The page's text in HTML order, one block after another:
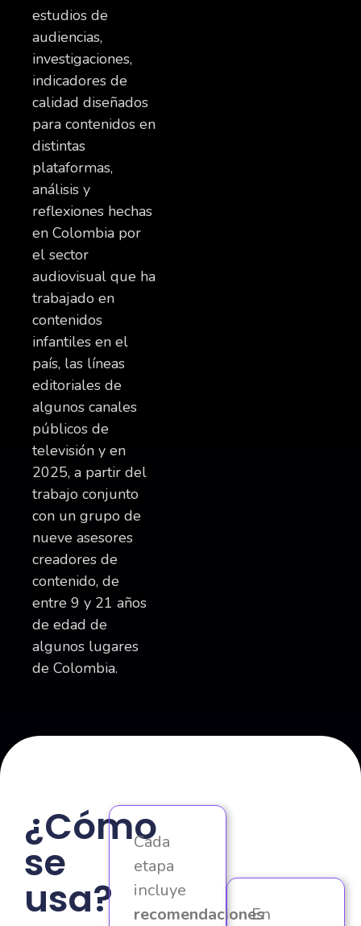
estudios de
audiencias,
investigaciones,
indicadores de
calidad diseñados
para contenidos en
distintas
plataformas,
análisis y
reflexiones hechas
en Colombia por
el sector
audiovisual que ha
trabajado en
contenidos
infantiles en el
país, las líneas
editoriales de
algunos canales
públicos de
televisión y en
2025, a partir del
trabajo conjunto
con un grupo de
nueve asesores
creadores de
contenido, de
entre 9 y 21 años
de edad de
algunos lugares
de Colombia.
¿Cómo
se
usa?
Cada
etapa
incluye
recomendaciones
En